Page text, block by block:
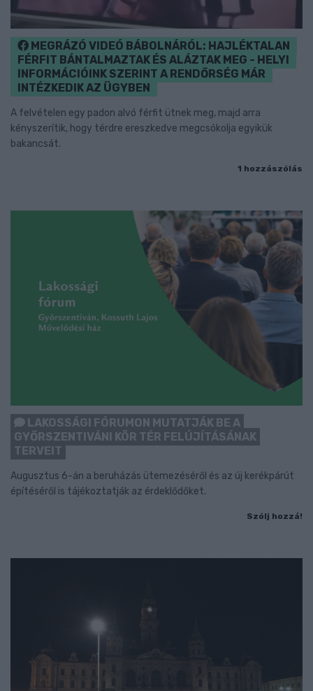
MEGRÁZÓ VIDEÓ BÁBOLNÁRÓL: HAJLÉKTALAN
FÉRFIT BÁNTALMAZTAK ÉS ALÁZTAK MEG - HELYI
INFORMÁCIÓINK SZERINT A RENDŐRSÉG MÁR
INTÉZKEDIK AZ ÜGYBEN
A felvételen egy padon alvó férfit ütnek meg, majd arra
kényszerítik, hogy térdre ereszkedve megcsókolja egyikük
bakancsát.
1 hozzászólás
LAKOSSÁGI FÓRUMON MUTATJÁK BE A
GYŐRSZENTIVÁNI KÖR TÉR FELÚJÍTÁSÁNAK
TERVEIT
Augusztus 6-án a beruházás ütemezéséről és az új kerékpárút
építéséről is tájékoztatják az érdeklődőket.
Szólj hozzá!